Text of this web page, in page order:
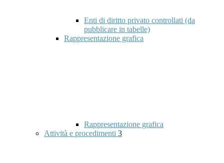
Enti di diritto privato controllati (da
pubblicare in tabelle)
Rappresentazione grafica
Rappresentazione grafica
Attività e procedimenti 3